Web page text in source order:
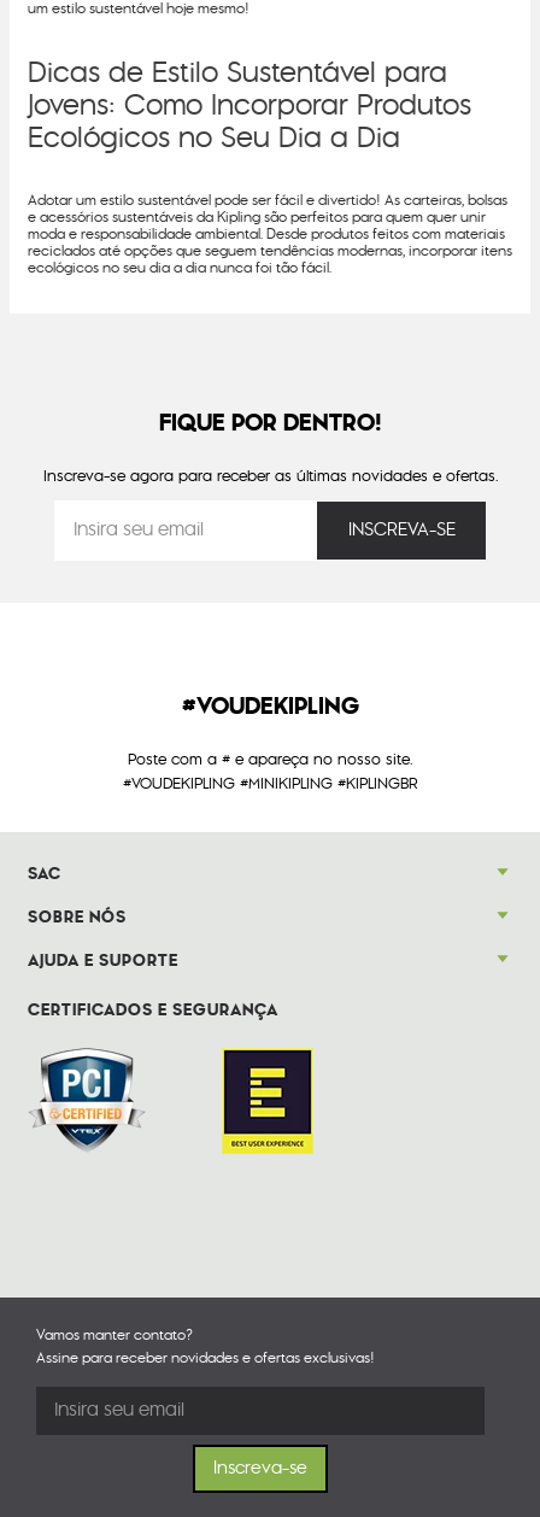
um estilo sustentável hoje mesmo!
Dicas de Estilo Sustentável para
Jovens: Como Incorporar Produtos
Ecológicos no Seu Dia a Dia
Adotar um estilo sustentável pode ser fácil e divertido! As carteiras, bolsas
e acessórios sustentáveis da Kipling são perfeitos para quem quer unir
moda e responsabilidade ambiental. Desde produtos feitos com materiais
reciclados até opções que seguem tendências modernas, incorporar itens
ecológicos no seu dia a dia nunca foi tão fácil.
FIQUE POR DENTRO!
Inscreva-se agora para receber as últimas novidades e ofertas.
#VOUDEKIPLING
Poste com a # e apareça no nosso site.
#VOUDEKIPLING #MINIKIPLING #KIPLINGBR
SAC
SOBRE NÓS
AJUDA E SUPORTE
CERTIFICADOS E SEGURANÇA
Vamos manter contato?
Assine para receber novidades e ofertas exclusivas!